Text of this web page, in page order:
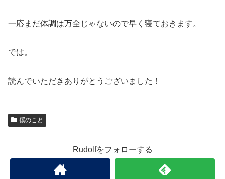
一応まだ体調は万全じゃないので早く寝ておきます。
では。
読んでいただきありがとうございました！
僕のこと
Rudolfをフォローする